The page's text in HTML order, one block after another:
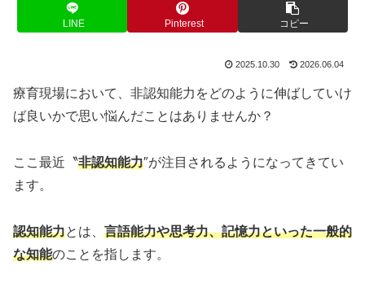
LINE Pinterest コピー
2025.10.30 2026.06.04
療育現場において、非認知能力をどのように伸ばしていけ
ば良いかで思い悩んだことはありませんか？
ここ最近〝非認知能力″が注目されるようになってきてい
ます。
認知能力とは、 言語能力や思考力、記憶力といった一般的
な知能のことを指します。